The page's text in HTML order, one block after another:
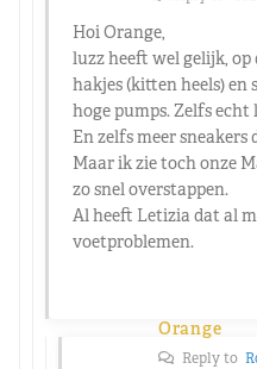
Hoi Orange,
luzz heeft wel gelijk, op
hakjes (kitten heels) en
hoge pumps. Zelfs echt
En zelfs meer sneakers
Maar ik zie toch onze
zo snel overstappen.
Al heeft Letizia dat al
voetproblemen.
Orange
Reply to